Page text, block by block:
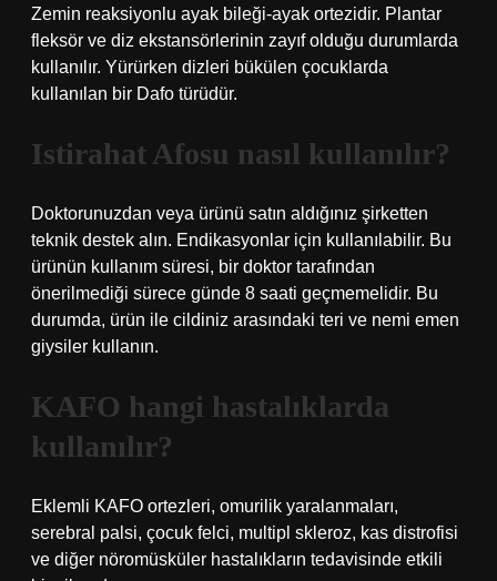
Zemin reaksiyonlu ayak bileği-ayak ortezidir. Plantar
fleksör ve diz ekstansörlerinin zayıf olduğu durumlarda
kullanılır. Yürürken dizleri bükülen çocuklarda
kullanılan bir Dafo türüdür.
Istirahat Afosu nasıl kullanılır?
Doktorunuzdan veya ürünü satın aldığınız şirketten
teknik destek alın. Endikasyonlar için kullanılabilir. Bu
ürünün kullanım süresi, bir doktor tarafından
önerilmediği sürece günde 8 saati geçmemelidir. Bu
durumda, ürün ile cildiniz arasındaki teri ve nemi emen
giysiler kullanın.
KAFO hangi hastalıklarda
kullanılır?
Eklemli KAFO ortezleri, omurilik yaralanmaları,
serebral palsi, çocuk felci, multipl skleroz, kas distrofisi
ve diğer nöromüsküler hastalıkların tedavisinde etkili